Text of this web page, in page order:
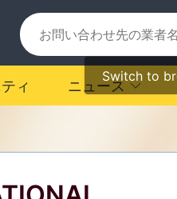
Switch to
ィ ニュース